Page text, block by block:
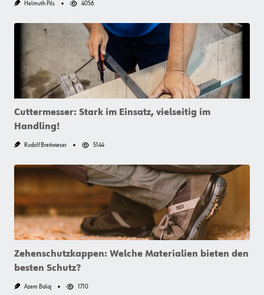
Helmuth Pils 4056
Cuttermesser: Stark im Einsatz, vielseitig im
Handling!
Rudolf Breitwieser 5144
Zehenschutzkappen: Welche Materialien bieten den
besten Schutz?
Azem Balaj 1710